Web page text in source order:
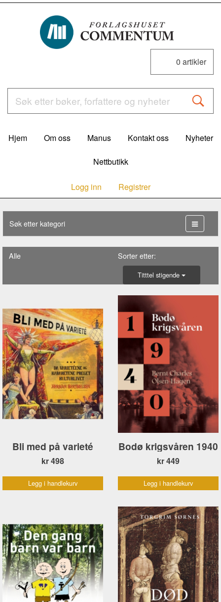
0 artikler
Hjem Om oss Manus Kontakt oss Nyheter
Nettbutikk
Logg inn Registrer
Søk etter kategori
Alle Sorter etter:
Titttel stigende
Bli med på varieté
kr 498
Legg i handlekurv
Bodø krigsvåren 1940
kr 449
Legg i handlekurv